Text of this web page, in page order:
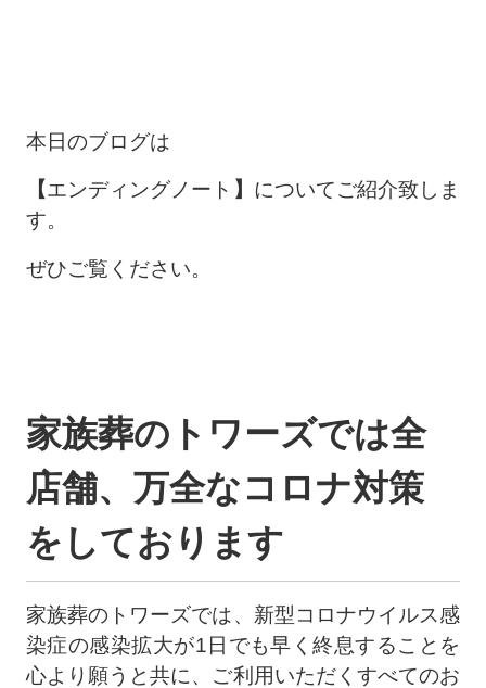
本日のブログは
【エンディングノート 】 についてご紹介致しま
す。
ぜひご覧ください。
家族葬のトワーズでは全
店舗、万全なコロナ対策
をしております
家族葬のトワーズでは、新型コロナウイルス感
染症の感染拡大が1日でも早く終息することを
心より願うと共に、ご利用いただくすべてのお